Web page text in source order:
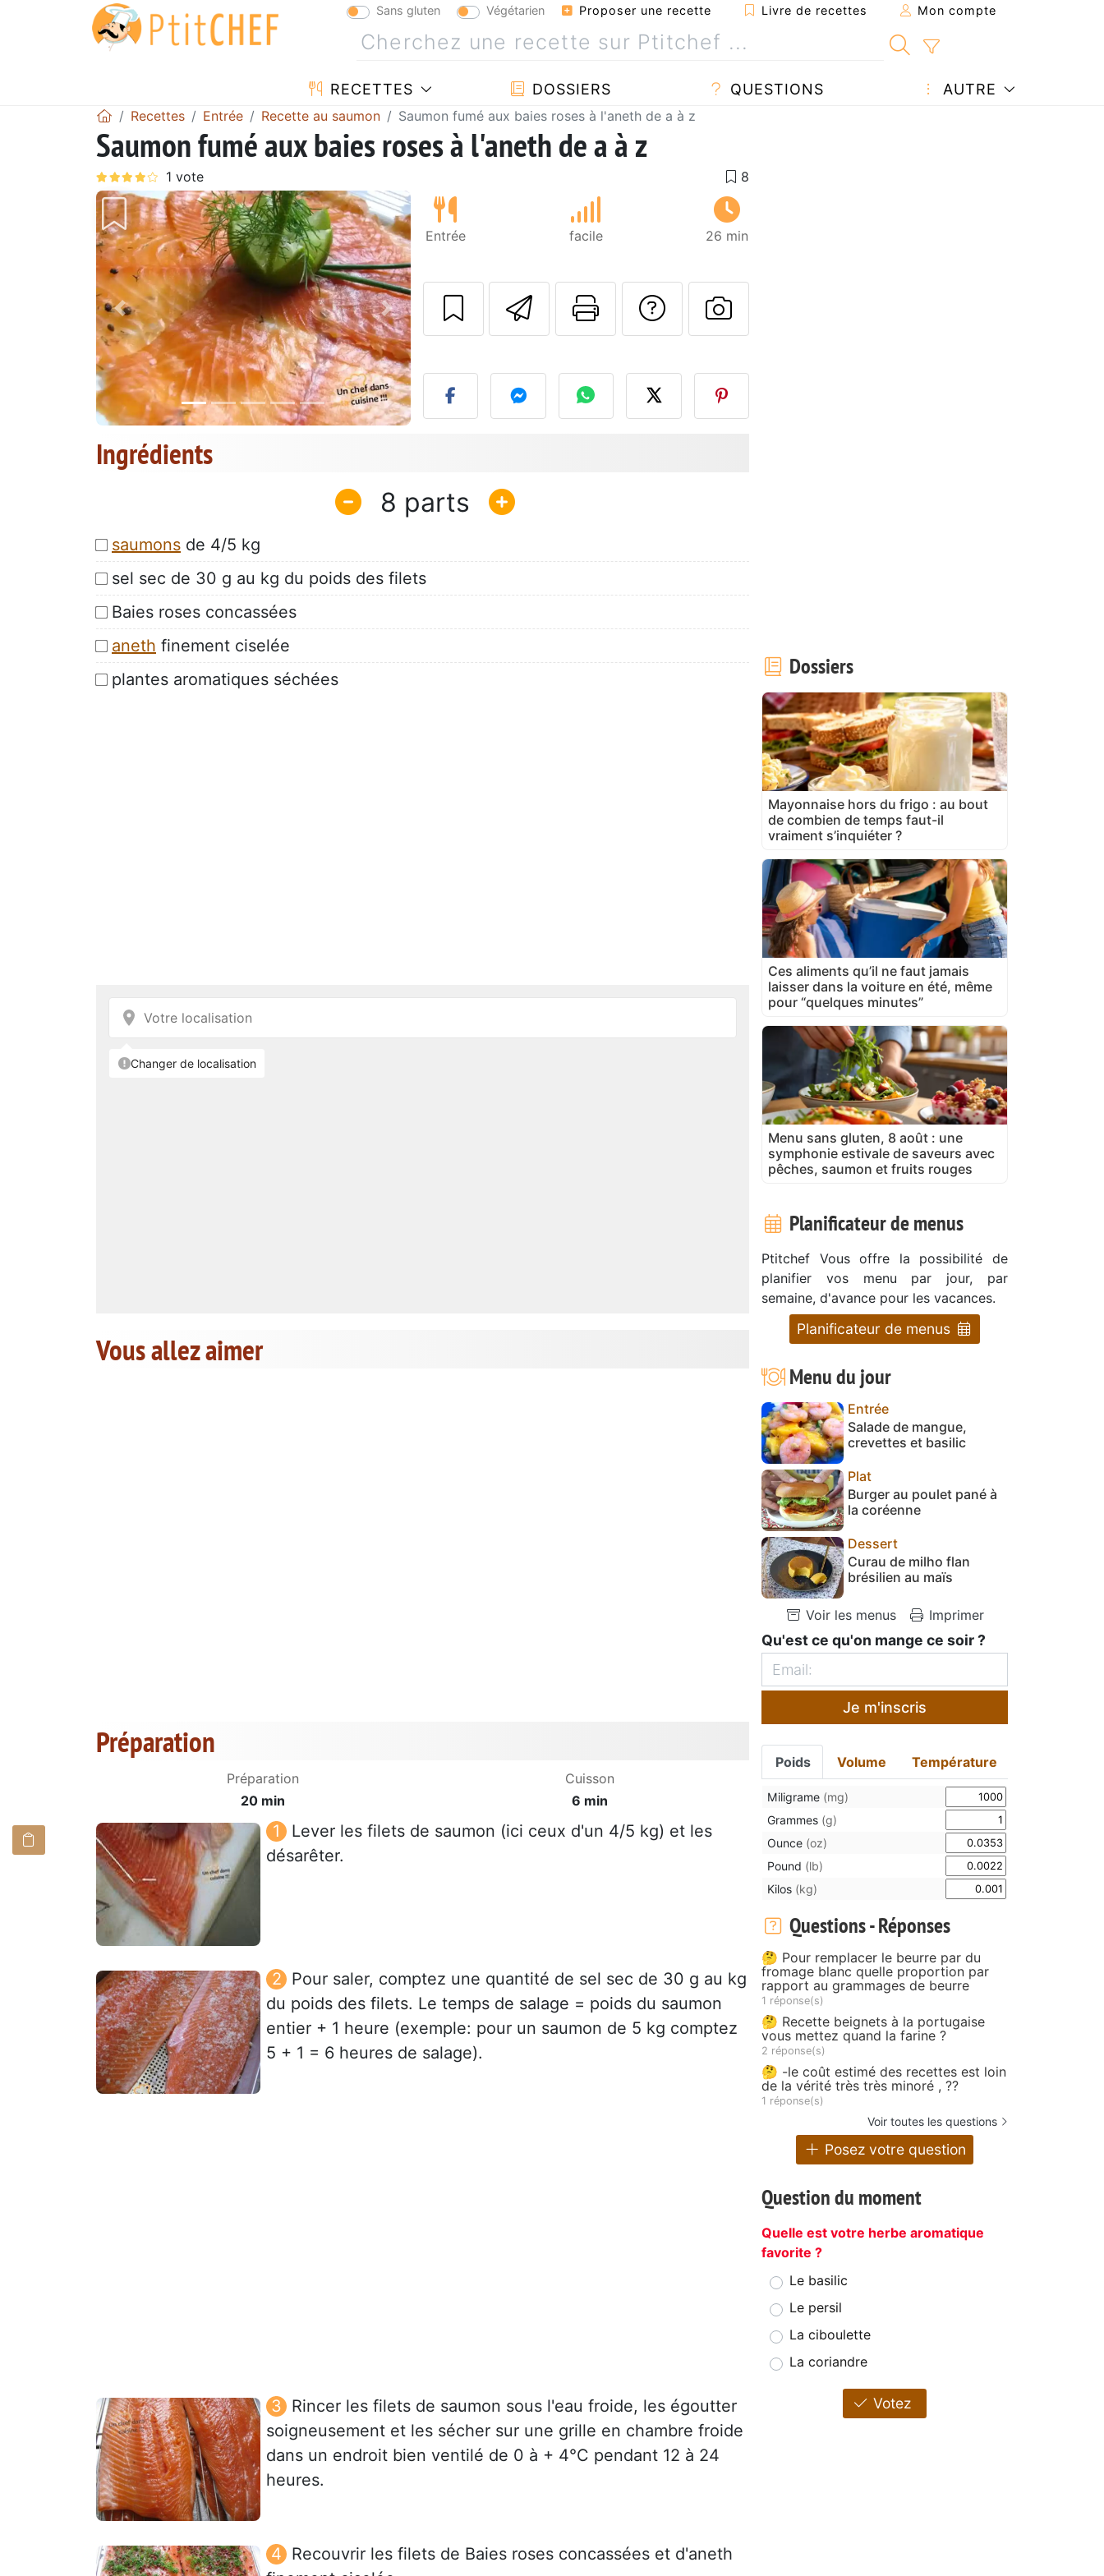
Sans gluten Végétarien Proposer une recette Livre de recettes Mon compte
RECETTES DOSSIERS QUESTIONS AUTRE
Recettes Entrée Recette au saumon Saumon fumé aux baies roses à l'aneth de a à z
Saumon fumé aux baies roses à l'aneth de a à z
Précédent Suivant
Entrée facile 26 min
Envoyer cette recette à un ami
Imprimer cette page
Poser une question à l'auteur
Publier votre photo de cette
Ingrédients
8
saumons de 4/5 kg
sel sec de 30 g au kg du poids des filets
Baies roses concassées
aneth finement ciselée
plantes aromatiques séchées
Vous allez aimer
Préparation
Préparation
20 min
Cuisson
6 min
Lever les filets de saumon (ici ceux d'un 4/5 kg) et les
désarêter.
Pour saler, comptez une quantité de sel sec de 30 g au kg
du poids des filets. Le temps de salage = poids du saumon
entier + 1 heure (exemple: pour un saumon de 5 kg comptez
5 + 1 = 6 heures de salage).
Rincer les filets de saumon sous l'eau froide, les égoutter
soigneusement et les sécher sur une grille en chambre froide
dans un endroit bien ventilé de 0 à + 4°C pendant 12 à 24
heures.
Recouvrir les filets de Baies roses concassées et d'aneth
Dossiers
Mayonnaise hors du frigo : au bout
de combien de temps faut-il
vraiment s’inquiéter ?
Ces aliments qu’il ne faut jamais
laisser dans la voiture en été, même
pour “quelques minutes”
Menu sans gluten, 8 août : une
symphonie estivale de saveurs avec
pêches, saumon et fruits rouges
Planificateur de menus
Ptitchef Vous offre la possibilité de
planifier vos menu par jour, par
semaine, d'avance pour les vacances.
Planificateur de menus
Menu du jour
Entrée
Salade de mangue,
crevettes et basilic
Plat
Burger au poulet pané à
la coréenne
Dessert
Curau de milho flan
brésilien au maïs
Voir les menus Imprimer
Qu'est ce qu'on mange ce soir ?
Je m'inscris
Poids Volume Température
Miligrame (mg)
Grammes (g)
Ounce (oz)
Pound (lb)
Kilos (kg)
Questions - Réponses
🤔 Pour remplacer le beurre par du
fromage blanc quelle proportion par
rapport au grammages de beurre
1 réponse(s)
🤔 Recette beignets à la portugaise
vous mettez quand la farine ?
2 réponse(s)
🤔 -le coût estimé des recettes est loin
de la vérité très très minoré , ??
1 réponse(s)
Voir toutes les questions
Posez votre question
Question du moment
Quelle est votre herbe aromatique
favorite ?
Le basilic
Le persil
La ciboulette
La coriandre
Votez